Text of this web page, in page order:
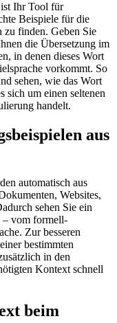
Ihr Tool für
Beispiele für die
finden. Geben Sie
die Übersetzung im
in denen dieses Wort
vorkommt. So
sehen, wie das Wort
sich um einen seltenen
handelt.
aus
automatisch aus
Websites,
sehen Sie ein
– vom formell-
Zur besseren
bestimmten
in den
Kontext schnell
beim